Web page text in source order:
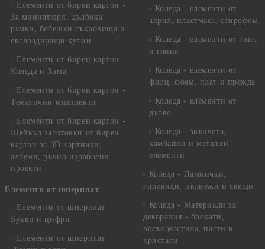
Елементи от бирен картон -
За миниатюри, дълбоки
рамки, бебешки съкровища и
екслоадиращи кутии
Елементи от бирен картон -
Коледа и Зима
Елементи от бирен картон -
Тематични комплекти
Елементи от бирен картон -
Шейкър заготовки от бирен
картон за 3D картички,
албуми, ръчно израбоени
проекти
Елементи от шперплат
Елементи от шперплат -
Букви и цифри
Елементи от шперплат
Коледа - елементи от
акрил, пластмаса, стирофом
Коледа - елементи от гипс
и глина
Коледа - елементи от
филц, фоам, плат и прежда
Коледа - елементи от
дърво
Коледа - звънчета,
камбанки и метални
елементи
Коледа - Лампички,
гирлянди, пълнежи и свещи
Коледа - Материали за
декорация - брокати,
восък,мастила, пасти и
кристали